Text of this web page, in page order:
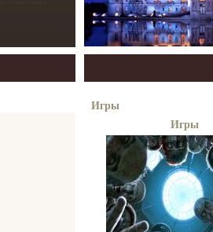
Игры
Игры